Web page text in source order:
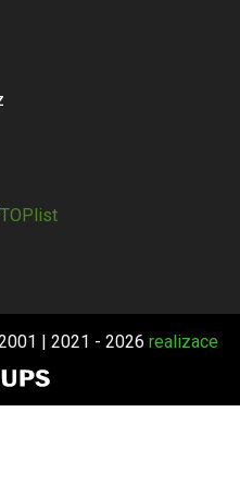
| 2021 - 2026 realizace